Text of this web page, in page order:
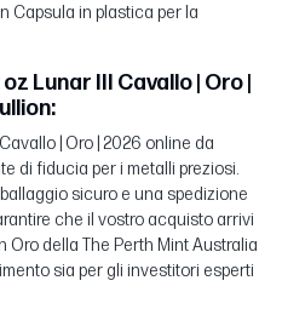
Capsula in plastica per la
Lunar III Cavallo | Oro |
| Oro | 2026 online da
di fiducia per i metalli preziosi.
sicuro e una spedizione
che il vostro acquisto arrivi
Oro della The Perth Mint Australia
sia per gli investitori esperti